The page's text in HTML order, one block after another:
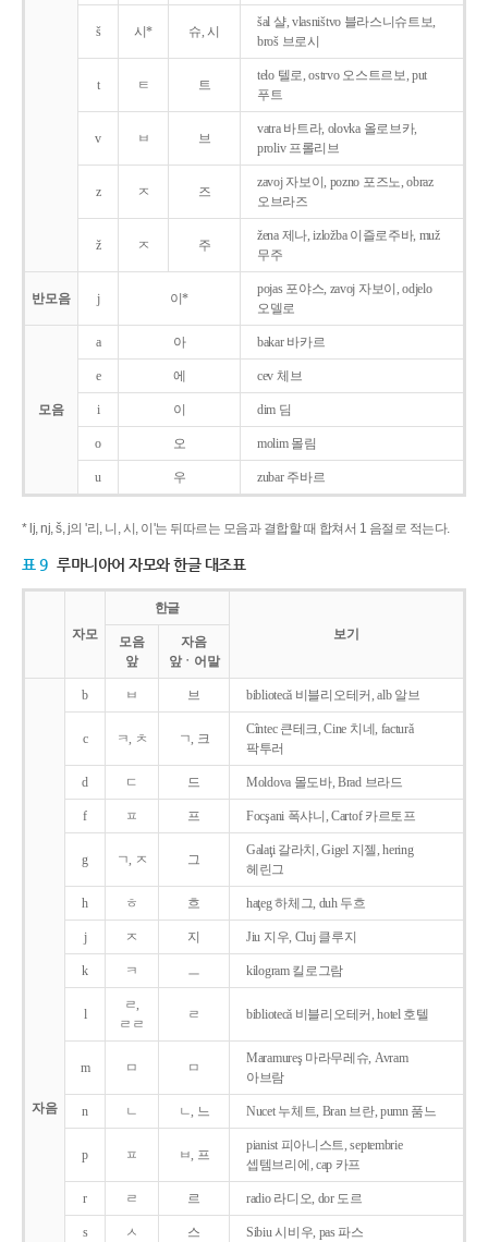
š 시* 슈, 시
šal 샬, vlasništvo 블라스니슈트보,
broš 브로시
t ㅌ 트
telo 텔로, ostrvo 오스트르보, put
푸트
v ㅂ 브
vatra 바트라, olovka 올로브카,
proliv 프롤리브
z ㅈ 즈
zavoj 자보이, pozno 포즈노, obraz
오브라즈
ž ㅈ 주
žena 제나, izložba 이즐로주바, muž
무주
반모음 j 이*
pojas 포야스, zavoj 자보이, odjelo
오델로
모음
a 아 bakar 바카르
e 에 cev 체브
i 이 dim 딤
o 오 molim 몰림
u 우 zubar 주바르
* lj, nj, š, j의 '리, 니, 시, 이'는 뒤따르는 모음과 결합할 때 합쳐서 1 음절로 적는다.
표 9 루마니아어 자모와 한글 대조표
자모
한글
보기
모음
앞
자음
앞ㆍ어말
자음
b ㅂ 브 bibliotecǎ 비블리오테커, alb 알브
c ㅋ, ㅊ ㄱ, 크
Cîntec 큰테크, Cine 치네, facturǎ
팍투러
d ㄷ 드 Moldova 몰도바, Brad 브라드
f ㅍ 프 Focşani 폭샤니, Cartof 카르토프
g ㄱ, ㅈ 그
Galaţi 갈라치, Gigel 지젤, hering
헤린그
h ㅎ 흐 haţeg 하체그, duh 두흐
j ㅈ 지 Jiu 지우, Cluj 클루지
k ㅋ ㅡ kilogram 킬로그람
l
ㄹ,
ㄹㄹ
ㄹ bibliotecǎ 비블리오테커, hotel 호텔
m ㅁ ㅁ
Maramureş 마라무레슈, Avram
아브람
n ㄴ ㄴ, 느 Nucet 누체트, Bran 브란, pumn 품느
p ㅍ ㅂ, 프
pianist 피아니스트, septembrie
셉템브리에, cap 카프
r ㄹ 르 radio 라디오, dor 도르
s ㅅ 스 Sibiu 시비우, pas 파스